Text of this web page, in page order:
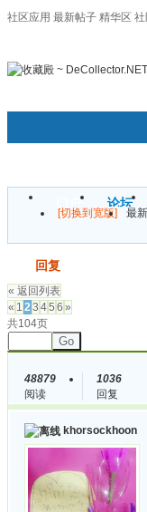
社区应用 最新帖子 精华区 社
门户 论坛
[切换到宽版] 最
回复
« 返回列表
« 1 23 45 6 »
共104页
Go
48879
阅读
1036
回复
khorsockhoon